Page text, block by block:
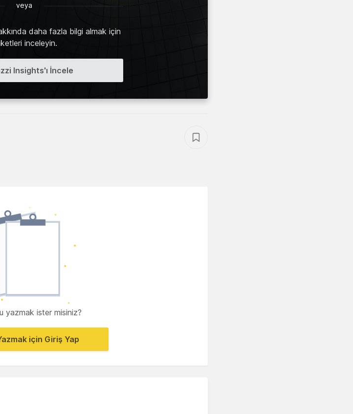
veya
daha fazla bilgi almak için
inceleyin.
Insights'ı İncele
yazmak ister misiniz?
için Giriş Yap